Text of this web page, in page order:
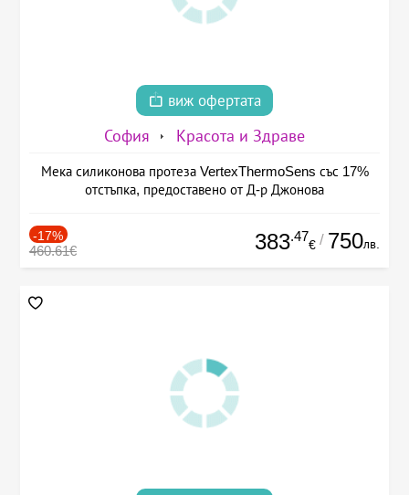
виж офертата
София Красота и Здраве
Мека силиконова протеза VertexThermoSens със 17%
отстъпка, предоставено от Д-р Джонова
-17%
460.61€ 383.47
€ / 750лв.